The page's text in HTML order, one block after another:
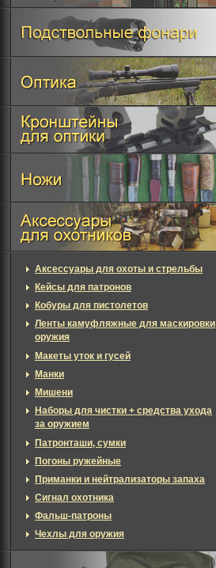
Аксессуары для охоты и стрельбы
Кейсы для патронов
Кобуры для пистолетов
Ленты камуфляжные для маскировки
оружия
Макеты уток и гусей
Манки
Мишени
Наборы для чистки + средства ухода
за оружием
Патронташи, сумки
Погоны ружейные
Приманки и нейтрализаторы запаха
Сигнал охотника
Фальш-патроны
Чехлы для оружия